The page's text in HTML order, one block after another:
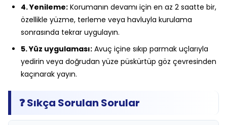
4. Yenileme: Korumanın devamı için en az 2 saatte bir,
özellikle yüzme, terleme veya havluyla kurulama
sonrasında tekrar uygulayın.
5. Yüz uygulaması: Avuç içine sıkıp parmak uçlarıyla
yedirin veya doğrudan yüze püskürtüp göz çevresinden
kaçınarak yayın.
❓ Sıkça Sorulan Sorular